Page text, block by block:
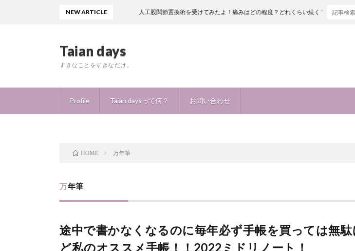
Taian days
すきなことをすきなだけ。
Profile Taian daysって何？ お問い合わせ
NEW ARTICLE人工股関節置換術を受けてみたよ！痛みはどの程度？どれくらい続く？出産とどっちが痛い！
HOME 万年筆
万年筆
途中で書かなくなるのに毎年必ず手帳を買っては無
ど私のオススメ手帳！！2022ミドリノート！